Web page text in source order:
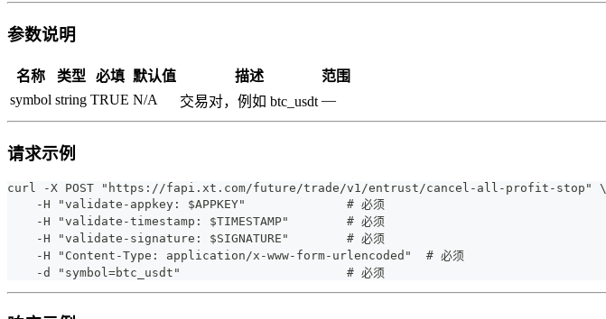
参数说明
名称 类型 必填 默认值 描述
范围
symbol string TRUE N/A 交易对，例如 btc_usdt —
请求示例
curl -X POST "https://fapi.xt.com/future/trade/v1/entrust/cancel-all-profit-stop" \
    -H "validate-appkey: $APPKEY"              # 必须
    -H "validate-timestamp: $TIMESTAMP"        # 必须
    -H "validate-signature: $SIGNATURE"        # 必须
    -H "Content-Type: application/x-www-form-urlencoded"  # 必须
    -d "symbol=btc_usdt"                       # 必须